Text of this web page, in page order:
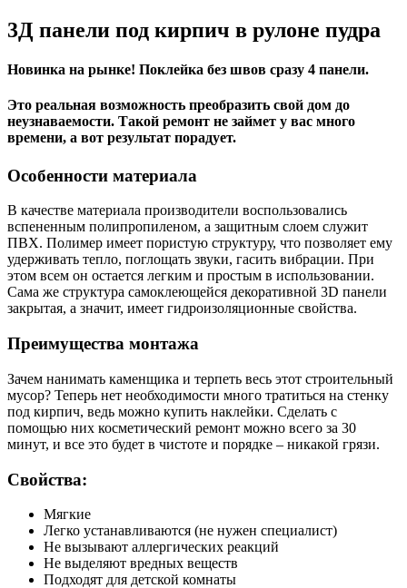
3Д панели под кирпич в рулоне пудра
Новинка на рынке! Поклейка без швов сразу 4 панели.
Это реальная возможность преобразить свой дом до
неузнаваемости. Такой ремонт не займет у вас много
времени, а вот результат порадует.
Особенности материала
В качестве материала производители воспользовались
вспененным полипропиленом, а защитным слоем служит
ПВХ. Полимер имеет пористую структуру, что позволяет ему
удерживать тепло, поглощать звуки, гасить вибрации. При
этом всем он остается легким и простым в использовании.
Сама же структура самоклеющейся декоративной 3D панели
закрытая, а значит, имеет гидроизоляционные свойства.
Преимущества монтажа
Зачем нанимать каменщика и терпеть весь этот строительный
мусор? Теперь нет необходимости много тратиться на стенку
под кирпич, ведь можно купить наклейки. Сделать с
помощью них косметический ремонт можно всего за 30
минут, и все это будет в чистоте и порядке – никакой грязи.
Свойства:
Мягкие
Легко устанавливаются (не нужен специалист)
Не вызывают аллергических реакций
Не выделяют вредных веществ
Подходят для детской комнаты